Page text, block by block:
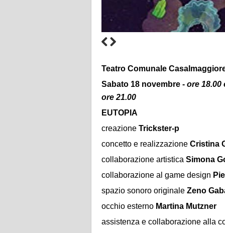
Teatro Comunale
Sabato 18 novembre - ore 18.00
ore 21.00
EUTOPIA
creazione Trickster-p
concetto e realizzazione Cristina
collaborazione artistica Simona
collaborazione al game design
spazio sonoro originale Zeno
occhio esterno Martina Mutzner
assistenza e collaborazione alla